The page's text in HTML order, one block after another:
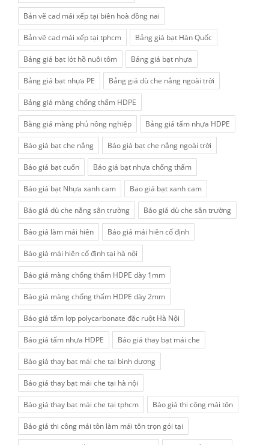
Bản vẽ cad mái xếp tại biên hoà đồng nai
Bản vẽ cad mái xếp tại tphcm Bảng giá bạt Hàn Quốc
Bảng giá bạt lót hồ nuôi tôm Bảng giá bạt nhựa
Bảng giá bạt nhựa PE Bảng giá dù che nắng ngoài trời
Bảng giá màng chống thấm HDPE
Bằng giá màng phủ nông nghiệp Bảng giá tấm nhựa HDPE
Báo giá bạt che nắng Báo giá bạt che nắng ngoài trời
Báo giá bạt cuốn Báo giá bạt nhựa chống thấm
Báo giá bạt Nhựa xanh cam Bao giá bạt xanh cam
Báo giá dù che nắng sân trường Báo giá dù che sân trường
Báo giá làm mái hiên Báo giá mái hiên cố định
Báo giá mái hiên cố định tại hà nội
Báo giá màng chống thấm HDPE dày 1mm
Báo giá màng chống thấm HDPE dày 2mm
Báo giá tấm lợp polycarbonate đặc ruột Hà Nội
Báo giá tấm nhựa HDPE Báo giá thay bạt mái che
Báo giá thay bạt mái che tại bình dương
Báo giá thay bạt mái che tại hà nội
Báo giá thay bạt mái che tại tphcm Báo giá thi công mái tôn
Báo giá thi công mái tôn làm mái tôn trọn gói tại